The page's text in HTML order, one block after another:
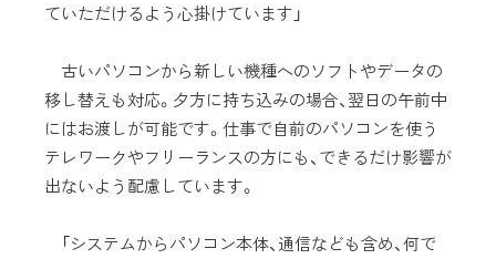
ていただけるよう心掛けています」
古いパソコンから新しい機種へのソフトやデータの
移し替えも対応。夕方に持ち込みの場合、翌日の午前中
にはお渡しが可能です。仕事で自前のパソコンを使う
テレワークやフリーランスの方にも、できるだけ影響が
出ないよう配慮しています。
「システムからパソコン本体、通信なども含め、何で